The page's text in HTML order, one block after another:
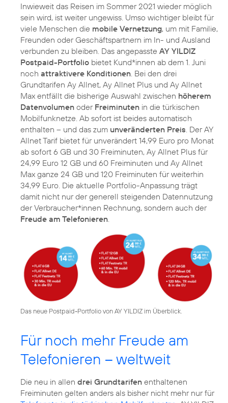
Inwieweit das Reisen im Sommer 2021 wieder möglich
sein wird, ist weiter ungewiss. Umso wichtiger bleibt für
viele Menschen die mobile Vernetzung, um mit Familie,
Freunden oder Geschäftspartnern im In- und Ausland
verbunden zu bleiben. Das angepasste AY YILDIZ
Postpaid-Portfolio bietet Kund*innen ab dem 1. Juni
noch attraktivere Konditionen . Bei den drei
Grundtarifen Ay Allnet, Ay Allnet Plus und Ay Allnet
Max entfällt die bisherige Auswahl zwischen höherem
Datenvolumen oder Freiminuten in die türkischen
Mobilfunknetze. Ab sofort ist beides automatisch
enthalten – und das zum unveränderten Preis . Der AY
Allnet Tarif bietet für unverändert 14,99 Euro pro Monat
ab sofort 6 GB und 30 Freiminuten, Ay Allnet Plus für
24,99 Euro 12 GB und 60 Freiminuten und Ay Allnet
Max ganze 24 GB und 120 Freiminuten für weiterhin
34,99 Euro. Die aktuelle Portfolio-Anpassung trägt
damit nicht nur der generell steigenden Datennutzung
der Verbraucher*innen Rechnung, sondern auch der
Freude am Telefonieren
Das neue Postpaid-Portfolio von AY YILDIZ im Überblick.
Für noch mehr Freude am
Telefonieren – weltweit
Die neu in allen drei Grundtarifen enthaltenen
Freiminuten gelten anders als bisher nicht mehr nur für